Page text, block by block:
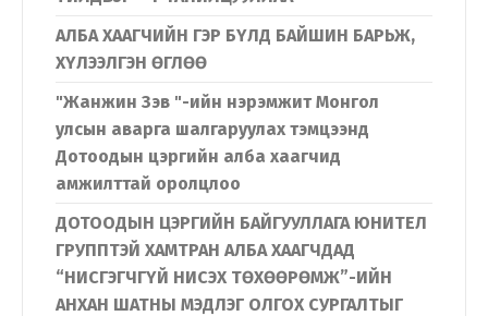
АЛБА ХААГЧИЙН ГЭР БҮЛД БАЙШИН БАРЬЖ,
ХҮЛЭЭЛГЭН ӨГЛӨӨ
"Жанжин Зэв "-ийн нэрэмжит Монгол
улсын аварга шалгаруулах тэмцээнд
Дотоодын цэргийн алба хаагчид
амжилттай оролцлоо
ДОТООДЫН ЦЭРГИЙН БАЙГУУЛЛАГА ЮНИТЕЛ
ГРУППТЭЙ ХАМТРАН АЛБА ХААГЧДАД
“НИСГЭГЧГҮЙ НИСЭХ ТӨХӨӨРӨМЖ”-ИЙН
АНХАН ШАТНЫ МЭДЛЭГ ОЛГОХ СУРГАЛТЫГ
Монгол English